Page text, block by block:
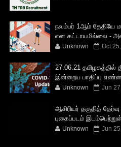
நவம்பர் 1ஆம் தேதியே
என கட்டாயமில்லை -
Unknown Oct
27.06.21 தமிழகத்தில்
இன்றைய பாதிப்பு
Unknown Jun
ஆசிரியர் தகுதித்
புகைப்படம்
Unknown Jun